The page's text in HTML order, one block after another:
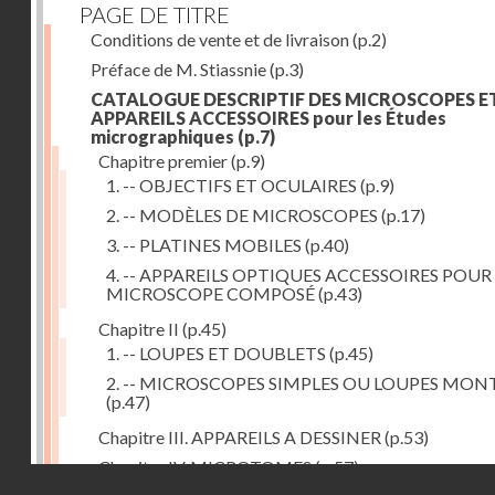
PAGE DE TITRE
Conditions de vente et de livraison(p.2)
Préface de M. Stiassnie(p.3)
CATALOGUE DESCRIPTIF DES MICROSCOPES
APPAREILS ACCESSOIRES pour les Études
micrographiques (p.7)
Chapitre premier(p.9)
1. -- OBJECTIFS ET OCULAIRES (p.9)
2. -- MODÈLES DE MICROSCOPES (p.17)
3. -- PLATINES MOBILES (p.40)
4. -- APPAREILS OPTIQUES ACCESSOIRES POUR
MICROSCOPE COMPOSÉ(p.43)
Chapitre II (p.45)
1. -- LOUPES ET DOUBLETS (p.45)
2. -- MICROSCOPES SIMPLES OU LOUPES
(p.47)
Chapitre III. APPAREILS A DESSINER (p.53)
Chapitre IV. MICROTOMES(p.57)